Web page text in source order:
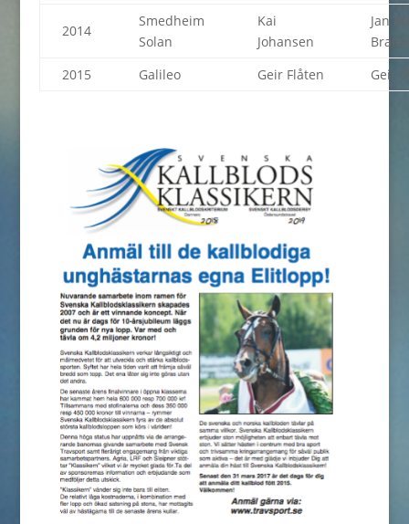
2014
Smedheim
Solan
Kai
Johansen
Jan
2015
Galileo Geir Flåten Geir